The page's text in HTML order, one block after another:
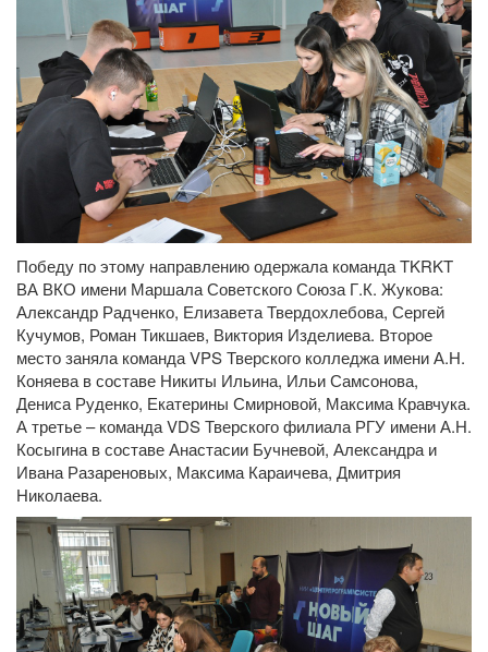
Победу по этому направлению одержала команда TKRKT
ВА ВКО имени Маршала Советского Союза Г.К. Жукова:
Александр Радченко, Елизавета Твердохлебова, Сергей
Кучумов, Роман Тикшаев, Виктория Изделиева. Второе
место заняла команда VPS Тверского колледжа имени А.Н.
Коняева в составе Никиты Ильина, Ильи Самсонова,
Дениса Руденко, Екатерины Смирновой, Максима Кравчука.
А третье – команда VDS Тверского филиала РГУ имени А.Н.
Косыгина в составе Анастасии Бучневой, Александра и
Ивана Разареновых, Максима Караичева, Дмитрия
Николаева.